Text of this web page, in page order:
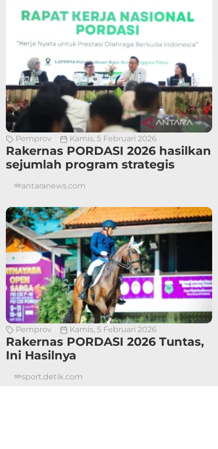
Pemprov Kamis, 5 Februari 2026
Rakernas PORDASI 2026 hasilkan
sejumlah program strategis
antaranews.com
Pemprov Kamis, 5 Februari 2026
Rakernas PORDASI 2026 Tuntas,
Ini Hasilnya
sport.detik.com